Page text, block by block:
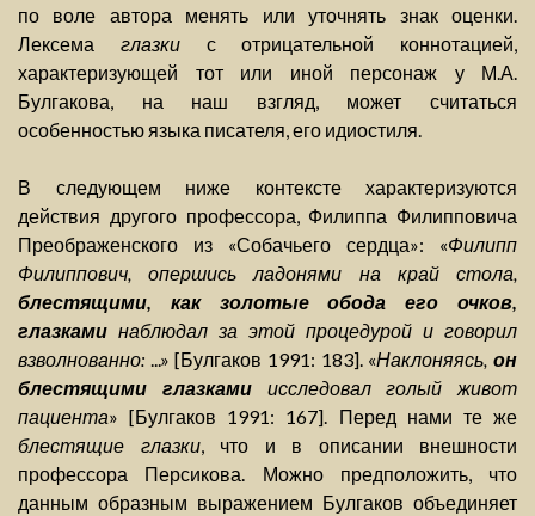
по воле автора менять или уточнять знак оценки.
Лексема глазкис отрицательной коннотацией,
характеризующей тот или иной персонаж у М.А.
Булгакова, на наш взгляд, может считаться
особенностью языка писателя, его идиостиля.
В следующем ниже контексте характеризуются
действия другого профессора, Филиппа Филипповича
Преображенского из «Собачьего сердца»: «Филипп
Филиппович, опершись ладонями на край стола,
блестящими, как золотые обода его очков,
глазками наблюдал за этой процедурой и говорил
взволнованно: ...» [Булгаков 1991: 183]. «Наклоняясь,он
блестящими глазкамиисследовал голый живот
пациента» [Булгаков 1991: 167]. Перед нами те же
блестящие глазки, что и в описании внешности
профессора Персикова. Можно предположить, что
данным образным выражением Булгаков объединяет